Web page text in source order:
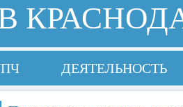
ДЕЯТЕЛЬНОСТЬ